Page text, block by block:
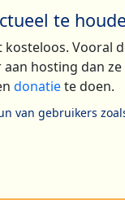
te
kosteloos. Vooral
hosting dan
donatiete doen.
van gebruikers